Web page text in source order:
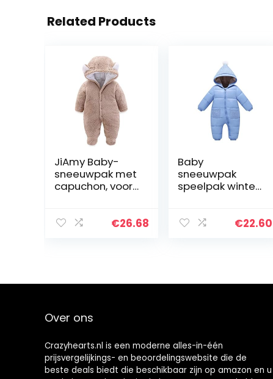
Related Products
JiAmy Baby-
sneeuwpak met
capuchon, voor
mouwen, 0-12
€26.68
Baby
sneeuwpak
speelpak winter
rompers meisjes
€22.60
Over ons
Crazyhearts.nl is een moderne alles-in-één
prijsvergelijkings- en beoordelingswebsite die de
beste deals biedt die beschikbaar zijn op amazon en u